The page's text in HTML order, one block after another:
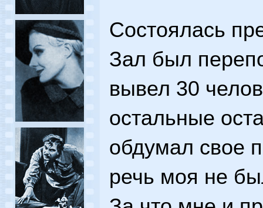
Состоялась
Зал был
вывел 30
остальные
обдумал свое
речь моя не